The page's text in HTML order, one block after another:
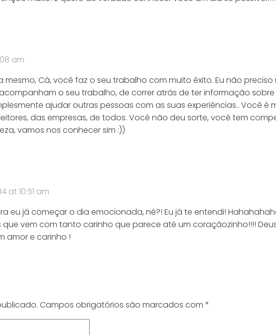
am
mesmo, Cá, você faz o seu trabalho com muito êxito. Eu não
o seu trabalho, de correr atrás de ter informação
ajudar outras pessoas com as suas experiências.. Você
das empresas, de todos. Você não deu sorte, você tem
vamos nos conhecer sim :))
at 10:51 am
eu já começar o dia emocionada, né?! Eu já te entendi!
que vem com tanto carinho que parece até um coraçãozinho!!!!
amor e carinho !
Campos obrigatórios são marcados com *